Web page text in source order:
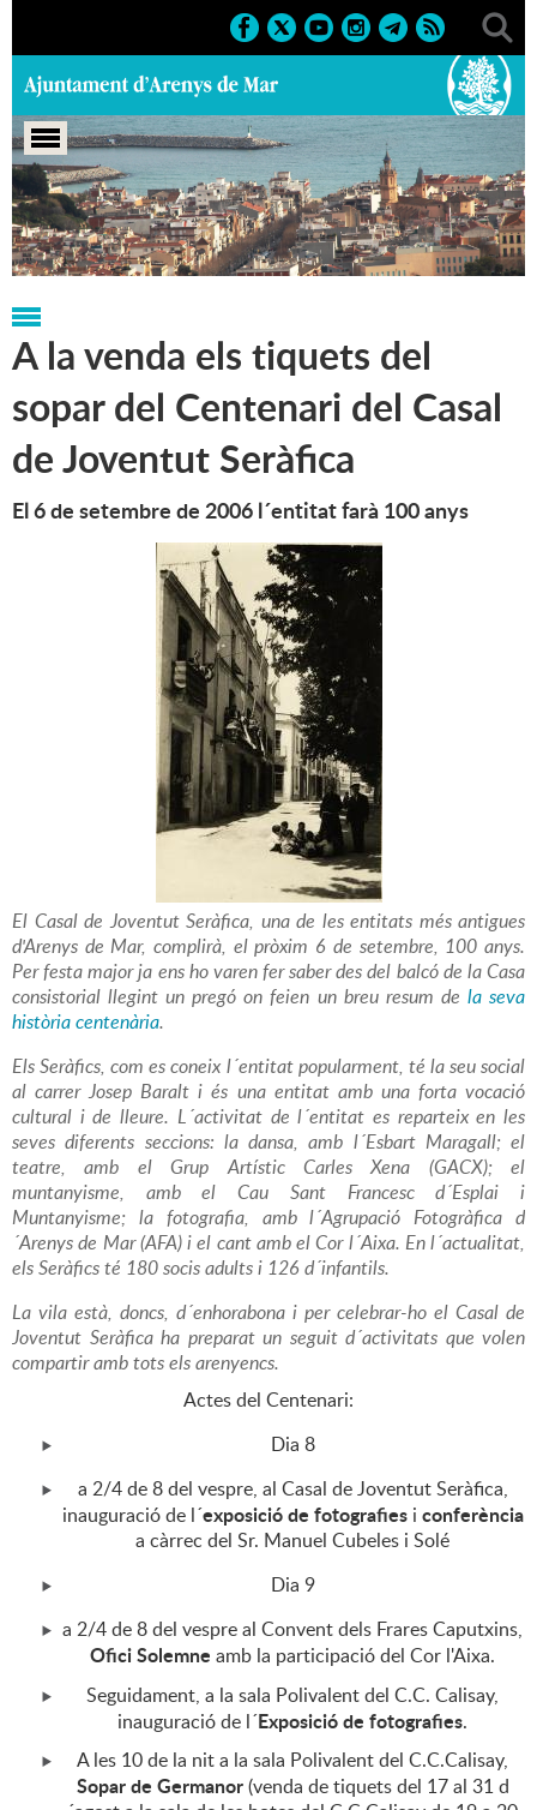
Portada > Regidories > Cultura > Notícies
A la venda els tiquets del
sopar del Centenari del Casal
de Joventut Seràfica
El 6 de setembre de 2006 l´entitat farà 100 anys
El Casal de Joventut Seràfica, una de les entitats més antigues
d'Arenys de Mar, complirà, el pròxim 6 de setembre, 100 anys.
Per festa major ja ens ho varen fer saber des del balcó de la Casa
consistorial llegint un pregó on feien un breu resum de la seva
història centenària.
Els Seràfics, com es coneix l´entitat popularment, té la seu social
al carrer Josep Baralt i és una entitat amb una forta vocació
cultural i de lleure. L´activitat de l´entitat es reparteix en les
seves diferents seccions: la dansa, amb l´Esbart Maragall; el
teatre, amb el Grup Artístic Carles Xena (GACX); el
muntanyisme, amb el Cau Sant Francesc d´Esplai i
Muntanyisme; la fotografia, amb l´Agrupació Fotogràfica d
´Arenys de Mar (AFA) i el cant amb el Cor l´Aixa. En l´actualitat,
els Seràfics té 180 socis adults i 126 d´infantils.
La vila està, doncs, d´enhorabona i per celebrar-ho el Casal de
Joventut Seràfica ha preparat un seguit d´activitats que volen
compartir amb tots els arenyencs.
Actes del Centenari:
Dia 8
a 2/4 de 8 del vespre, al Casal de Joventut Seràfica,
inauguració de l´exposició de fotografiesi conferència
a càrrec del Sr. Manuel Cubeles i Solé
Dia 9
a 2/4 de 8 del vespre al Convent dels Frares Caputxins,
Ofici Solemne amb la participació del Cor l'Aixa.
Seguidament, a la sala Polivalent del C.C. Calisay,
inauguració de l´Exposició de fotografies.
A les 10 de la nit a la sala Polivalent del C.C.Calisay,
Sopar de Germanor(venda de tiquets del 17 al 31 d